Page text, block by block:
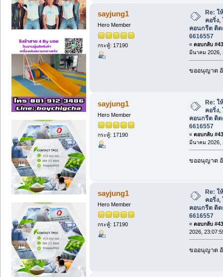
sayjung1
Hero Member
กระทู้: 17190
Re: ใ
คอริ่ง,
คอนกรีต ติ
6616557
« ตอบกลับ
มีนาคม 2026,
ขออนุญาต
sayjung1
Hero Member
กระทู้: 17190
Re: ใ
คอริ่ง,
คอนกรีต ติ
6616557
« ตอบกลับ
มีนาคม 2026,
ขออนุญาต
sayjung1
Hero Member
กระทู้: 17190
Re: ใ
คอริ่ง,
คอนกรีต ติ
6616557
« ตอบกลับ
2026,
ขออนุญาต